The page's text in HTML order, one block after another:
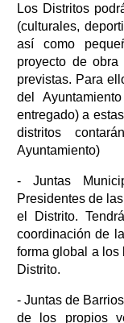
Los Distritos
(culturales,
así como
proyecto de
previstas. Para
del
entregado) a
distritos
Ayuntamiento)
- Juntas
Presidentes de
el Distrito.
coordinación de
forma global a los
Distrito.
- Juntas de
de los propios